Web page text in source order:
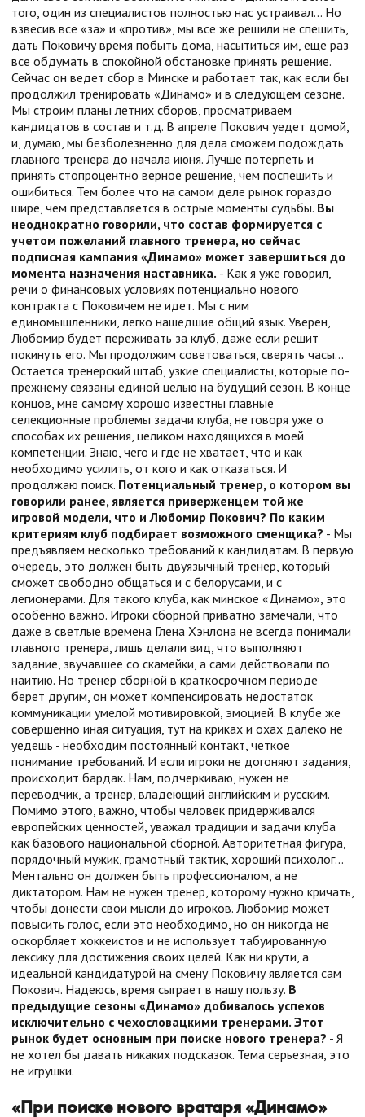
того, один из специалистов полностью нас устраивал… Но
взвесив все «за» и «против», мы все же решили не спешить,
дать Поковичу время побыть дома, насытиться им, еще раз
все обдумать в спокойной обстановке принять решение.
Сейчас он ведет сбор в Минске и работает так, как если бы
продолжил тренировать «Динамо» и в следующем сезоне.
Мы строим планы летних сборов, просматриваем
кандидатов в состав и т.д. В апреле Покович уедет домой,
и, думаю, мы безболезненно для дела сможем подождать
главного тренера до начала июня. Лучше потерпеть и
принять стопроцентно верное решение, чем поспешить и
ошибиться. Тем более что на самом деле рынок гораздо
шире, чем представляется в острые моменты судьбы. Вы
неоднократно говорили, что состав формируется с
учетом пожеланий главного тренера, но сейчас
подписная кампания «Динамо» может завершиться до
момента назначения наставника. - Как я уже говорил,
речи о финансовых условиях потенциально нового
контракта с Поковичем не идет. Мы с ним
единомышленники, легко нашедшие общий язык. Уверен,
Любомир будет переживать за клуб, даже если решит
покинуть его. Мы продолжим советоваться, сверять часы…
Остается тренерский штаб, узкие специалисты, которые по-
прежнему связаны единой целью на будущий сезон. В конце
концов, мне самому хорошо известны главные
селекционные проблемы задачи клуба, не говоря уже о
способах их решения, целиком находящихся в моей
компетенции. Знаю, чего и где не хватает, что и как
необходимо усилить, от кого и как отказаться. И
продолжаю поиск. Потенциальный тренер, о котором вы
говорили ранее, является приверженцем той же
игровой модели, что и Любомир Покович? По каким
критериям клуб подбирает возможного сменщика? - Мы
предъявляем несколько требований к кандидатам. В первую
очередь, это должен быть двуязычный тренер, который
сможет свободно общаться и с белорусами, и с
легионерами. Для такого клуба, как минское «Динамо», это
особенно важно. Игроки сборной приватно замечали, что
даже в светлые времена Глена Хэнлона не всегда понимали
главного тренера, лишь делали вид, что выполняют
задание, звучавшее со скамейки, а сами действовали по
наитию. Но тренер сборной в краткосрочном периоде
берет другим, он может компенсировать недостаток
коммуникации умелой мотивировкой, эмоцией. В клубе же
совершенно иная ситуация, тут на криках и охах далеко не
уедешь - необходим постоянный контакт, четкое
понимание требований. И если игроки не догоняют задания,
происходит бардак. Нам, подчеркиваю, нужен не
переводчик, а тренер, владеющий английским и русским.
Помимо этого, важно, чтобы человек придерживался
европейских ценностей, уважал традиции и задачи клуба
как базового национальной сборной. Авторитетная фигура,
порядочный мужик, грамотный тактик, хороший психолог…
Ментально он должен быть профессионалом, а не
диктатором. Нам не нужен тренер, которому нужно кричать,
чтобы донести свои мысли до игроков. Любомир может
повысить голос, если это необходимо, но он никогда не
оскорбляет хоккеистов и не использует табуированную
лексику для достижения своих целей. Как ни крути, а
идеальной кандидатурой на смену Поковичу является сам
Покович. Надеюсь, время сыграет в нашу пользу. В
предыдущие сезоны «Динамо» добивалось успехов
исключительно с чехословацкими тренерами. Этот
рынок будет основным при поиске нового тренера? - Я
не хотел бы давать никаких подсказок. Тема серьезная, это
не игрушки.
«При поиске нового вратаря «Динамо»